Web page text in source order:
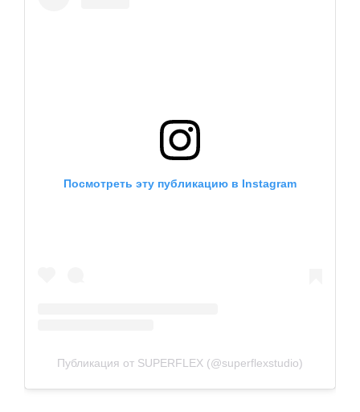
Посмотреть эту публикацию в Instagram
Публикация от SUPERFLEX (@superflexstudio)